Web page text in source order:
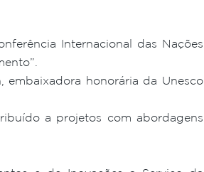
Internacional das Nações
honorária da Unesco
a projetos com abordagens